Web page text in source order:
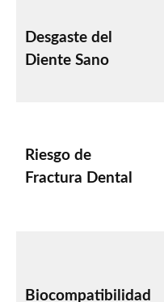
Desgaste del
Diente Sano
Riesgo de
Fractura Dental
Biocompatibilidad